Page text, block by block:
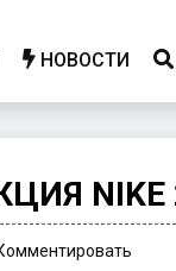
НОВОСТИ
NIKE